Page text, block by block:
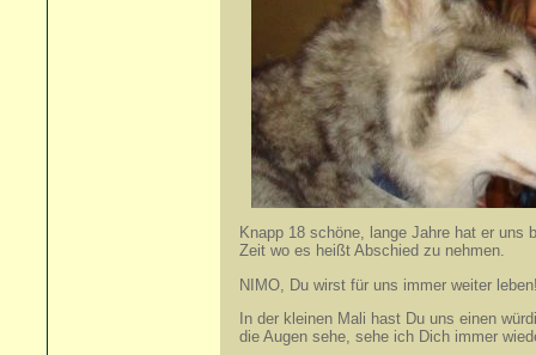
Knapp 18 schöne, lange Jahre hat er uns
Zeit wo es heißt Abschied zu nehmen.
NIMO, Du wirst für uns immer weiter
In der kleinen Mali hast Du uns einen
die Augen sehe, sehe ich Dich immer